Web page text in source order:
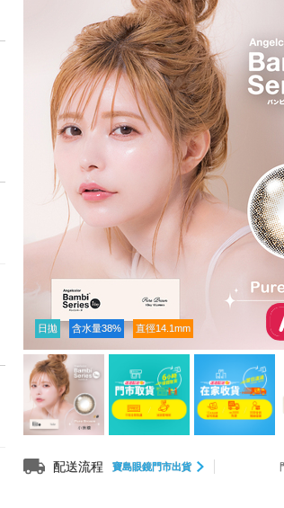
日拋 含水量38% 直徑14.1mm
配送流程 寶島眼鏡門市出貨